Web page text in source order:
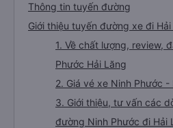
Thông tin tuyến đường
Giới thiệu tuyến đường xe đi
1. Về chất lượng, review,
Phước Hải Lăng
2. Giá vé xe Ninh Phước -
3. Giới thiệu, tư vấn các
đường Ninh Phước đi Hải